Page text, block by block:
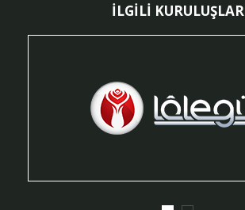
İLGİLİ KURULUŞLAR